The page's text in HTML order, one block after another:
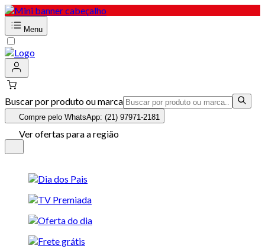
Menu
Buscar por produto ou marca
Compre pelo WhatsApp: (21) 97971-2181
Ver ofertas para a região